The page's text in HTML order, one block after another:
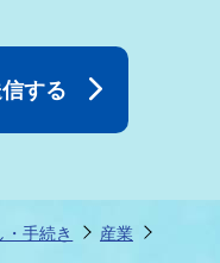
・手続き
産業